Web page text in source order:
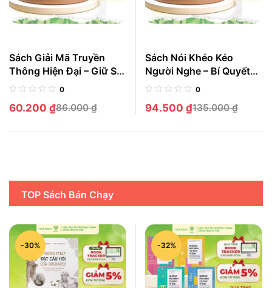
Sách Giải Mã Truyền
Thông Hiện Đại – Giữ Sự
Tỉnh Táo Giữa Cơn Bão
0
86.000₫
60.200 ₫
Sách Nói Khéo Kéo
Người Nghe – Bí Quyết
Cất Lời Tự Tin Trong Mọi
0
135.000₫
94.500 ₫
TOP Sách Bán Chạy
-30% -32%